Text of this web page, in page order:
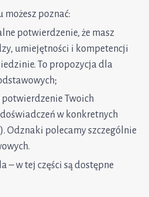
możesz poznać:
potwierdzenie, że masz
umiejętności i kompetencji
To propozycja dla
Twoich
w konkretnych
Odznaki polecamy szczególnie
– w tej części są dostępne